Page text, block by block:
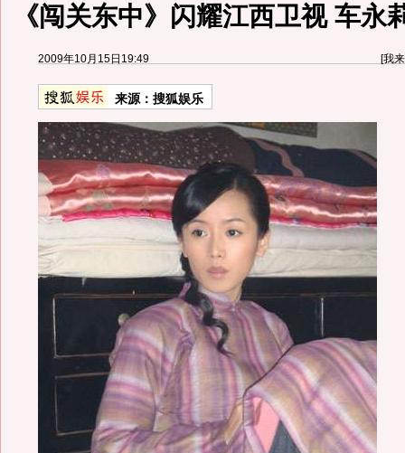
《闯关东中》闪耀江西卫视 车永
2009年10月15日19:49 [我
来源： 搜狐娱乐